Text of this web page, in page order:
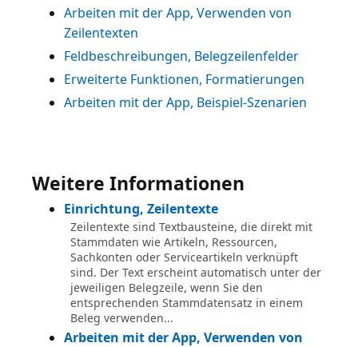
Arbeiten mit der App, Verwenden von
Zeilentexten
Feldbeschreibungen, Belegzeilenfelder
Erweiterte Funktionen, Formatierungen
Arbeiten mit der App, Beispiel-Szenarien
Weitere Informationen
Einrichtung, Zeilentexte
Zeilentexte sind Textbausteine, die direkt mit
Stammdaten wie Artikeln, Ressourcen,
Sachkonten oder Serviceartikeln verknüpft
sind. Der Text erscheint automatisch unter der
jeweiligen Belegzeile, wenn Sie den
entsprechenden Stammdatensatz in einem
Beleg verwenden...
Arbeiten mit der App, Verwenden von